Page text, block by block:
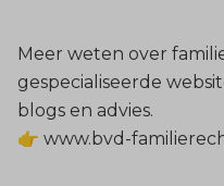
Meer weten over
gespecialiseerde
blogs en advies.
👉 www.bvd-